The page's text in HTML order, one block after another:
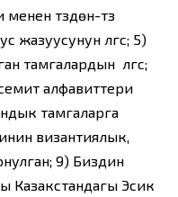
түздөн-түз
үлгүсү; 5)
тамгалардын үлгүсү;
семит алфавиттери
тамгаларга
византиялык,
9) Биздин
Казакстандагы Эсик